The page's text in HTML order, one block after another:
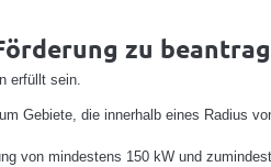
zu
erfüllt sein.
Gebiete, die innerhalb eines Radius
von mindestens 150 kW und